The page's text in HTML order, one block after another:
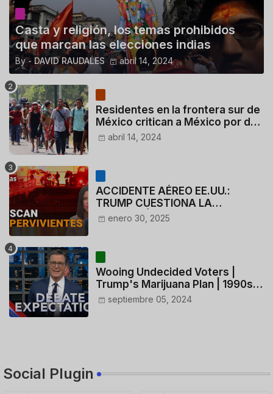
Casta y religión, los temas prohibidos
que marcan las elecciones indias
By - DAVID RAUDALES abril 14, 2024
Residentes en la frontera sur de
México critican a México por dar
110 dólares a migrantes
abril 14, 2024
ACCIDENTE AÉREO EE.UU.:
TRUMP CUESTIONA LA
ACTUACIÓN DE LOS
enero 30, 2025
Wooing Undecided Voters |
Trump's Marijuana Plan | 1990s
Porn Expert Mark Robinson
septiembre 05, 2024
Social Plugin